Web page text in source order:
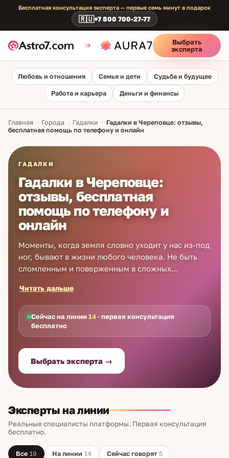
Бесплатная консультация эксперта — первые семь минут в подарок
🇷🇺+7 800 700-27-77
Выбрать
эксперта
Любовь и отношения Семья и дети Судьба и будущее
Работа и карьера Деньги и финансы
Главная · Города · Гадалки · Гадалки в Череповце: отзывы,
бесплатная помощь по телефону и онлайн
ГАДАЛКИ
Гадалки в Череповце:
отзывы, бесплатная
помощь по телефону и
онлайн
Моменты, когда земля словно уходит у нас из-под
ног, бывают в жизни любого человека. Не быть
сломленным и поверженным в сложных
ситуация сейчас происходит в Вашей жизни?
Услуги гадалки в Череповце – это именно то, в
чем вы нуждаетесь. По телефону хорошие
гадалки в Череповце, используя карты Таро,
расскажут о Вашем будущем и о том, что
скрывает прошлое. Это поможет Вам принять
решение. Помимо телефонной консультации,
гадалка в Череповце готова предсказать Вам
будущее и онлайн.
Читать дальше
Сейчас на линии14 · первая консультация
бесплатно
Выбрать эксперта →
Эксперты на линии
Реальные специалисты платформы. Первая консультация
бесплатно.
Все 19 На линии 14 Сейчас говорят 5